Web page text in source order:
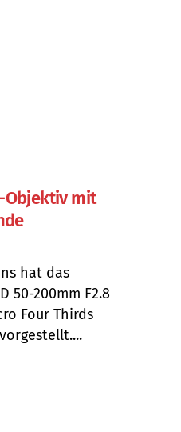
mit
hat das
50-200mm F2.8
Four Thirds